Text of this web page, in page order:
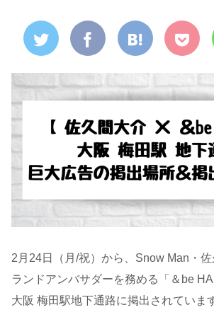
2月24日（月/祝）から、Snow Man・
ランドアンバサダーを務める「＆be
大阪 梅田駅地下通路に掲出されていま